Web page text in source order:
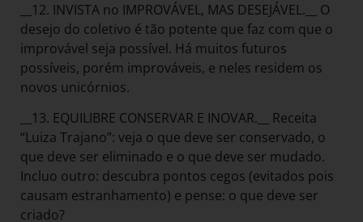
__12. INVISTA no IMPROVÁVEL, MAS DESEJÁVEL.__ O
desejo do coletivo é tão potente que faz com que o
improvável seja possível. Há muitos futuros
possíveis, porém improváveis, e neles residem os
novos unicórnios.
__13. EQUILIBRE CONSERVAR E INOVAR.__ Receita
“Luiza Trajano”: veja o que deve ser conservado, o
que deve ser eliminado e o que deve ser mudado.
Incluo outro: descubra pontos cegos (evitados pois
causam estranhamento) e pense: o que deve ser
criado?